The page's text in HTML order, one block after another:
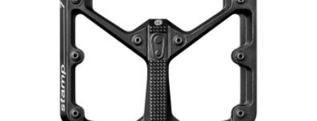
OPCIONES
SE
PUEDEN
ELEGIR
EN